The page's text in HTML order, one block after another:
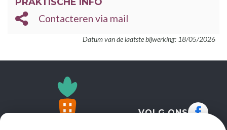
PRAKTISCHE INFO
Contacteren via mail
Datum van de laatste bijwerking: 18/05/2026
VOLG ONS